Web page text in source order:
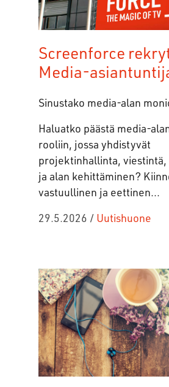
Screenforce
Media-
Sinustako media-alan
Haluatko päästä media-
rooliin, jossa yhdistyvät
projektinhallinta,
ja alan kehittäminen?
vastuullinen ja eettinen...
29.5.2026 / Uutishuone